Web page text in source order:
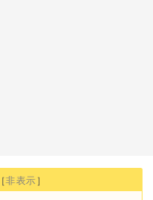
［非表示 ］